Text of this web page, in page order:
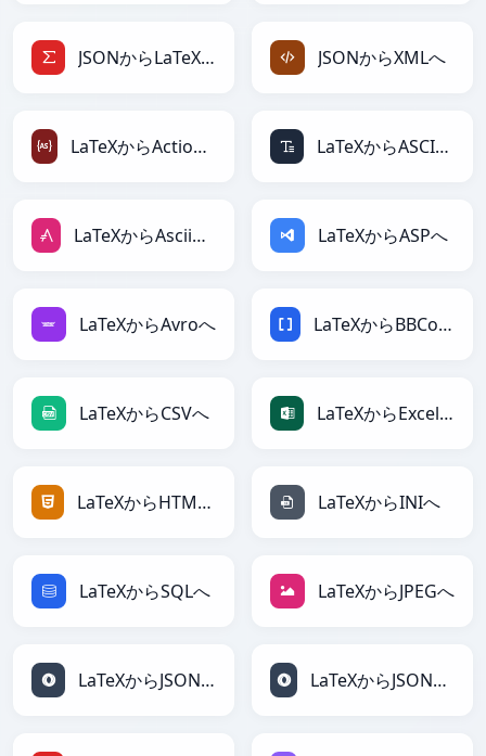
JSONからLaTeXへ JSONからXMLへ
LaTeXからActionScriptへ LaTeXからASCIIへ
LaTeXからAsciiDocへ LaTeXからASPへ
LaTeXからAvroへ LaTeXからBBCodeへ
LaTeXからCSVへ LaTeXからExcelへ
LaTeXからHTMLへ LaTeXからINIへ
LaTeXからSQLへ LaTeXからJPEGへ
LaTeXからJSONへ LaTeXからJSONLinesへ